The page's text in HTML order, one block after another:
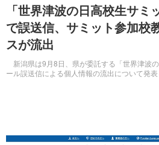
「世界津波の日高校生サ
で誤送信、サミット参加校
スが流出
新潟県は9月8日、県が委託する「世界津波
ール誤送信による個人情報の流出について発表